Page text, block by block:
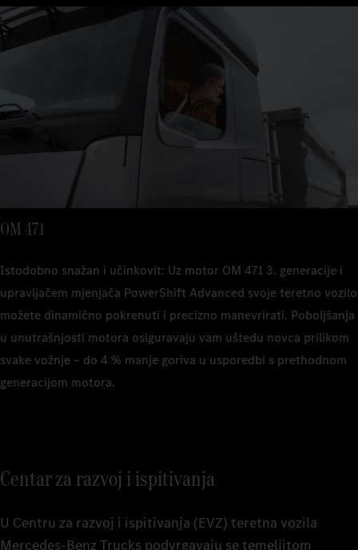
OM 471
Istodobno snažan i učinkovit: Uz motor OM 471 3. generacije i
upravljačem mjenjača PowerShift Advanced svoje teretno vozilo
možete dinamično pokrenuti i precizno manevrirati. Poboljšanja
u unutrašnjosti motora osiguravaju vam uštedu novca prilikom
svake vožnje – do 4 % manje goriva u usporedbi s prethodnom
generacijom motora.
Centar za razvoj i ispitivanja
U Centru za razvoj i ispitivanja (EVZ) teretna vozila
Mercedes-Benz Trucks podvrgavaju se temeljitom